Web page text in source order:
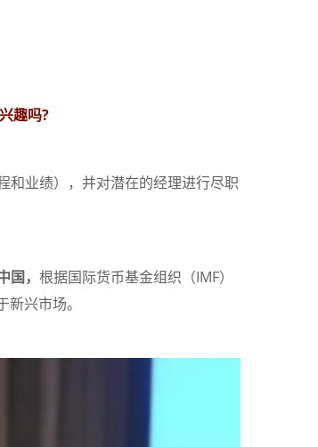
趣吗?
和业绩），并对潜在的经理进行尽职
， 根据国际货币基金组织（IMF）
兴市场。